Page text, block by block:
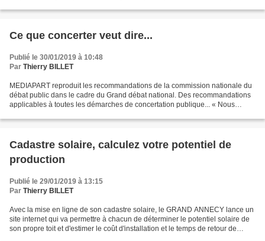
Ce que concerter veut dire...
Publié le 30/01/2019 à 10:48
Par Thierry BILLET
MEDIAPART reproduit les recommandations de la commission nationale du
débat public dans le cadre du Grand débat national. Des recommandations
applicables à toutes les démarches de concertation publique... « Nous
Cadastre solaire, calculez votre potentiel de
production
Publié le 29/01/2019 à 13:15
Par Thierry BILLET
Avec la mise en ligne de son cadastre solaire, le GRAND ANNECY lance un
site internet qui va permettre à chacun de déterminer le potentiel solaire de
son propre toit et d'estimer le coût d'installation et le temps de retour de